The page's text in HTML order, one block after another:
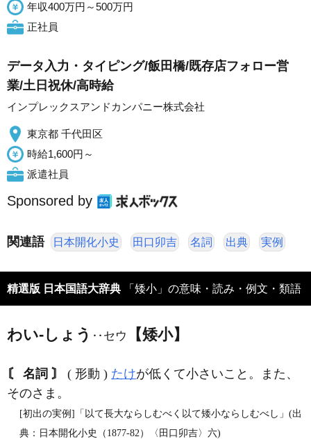
年収400万円～500万円
正社員
データ入力・タイピング/飯田橋/既存店フォロー営
業/土日祝休/高時給
インプレックスアンドカンパニー株式会社
東京都 千代田区
時給1,600円～
派遣社員
Sponsored by
関連語 日本開化小史 田口卯吉 名詞 出典 実例
精選版 日本国語大辞典 「矮小」の意味・読み・例文・類語
わい‐しょう ‥セウ 【矮小】
〘 名詞 〙 ( 形動 ) たけが低くて小さいこと。また、
そのさま。
[初出の実例]「以て長大ならしむべく以て矮小ならしむべし」(出
典：日本開化小史（1877‐82）〈田口卯吉〉六)